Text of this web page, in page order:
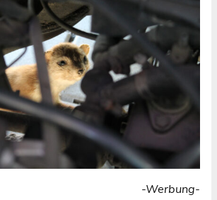
-Werbung-